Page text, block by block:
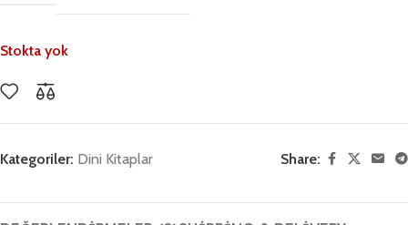
Stokta yok
Kategoriler: Dini Kitaplar Share: